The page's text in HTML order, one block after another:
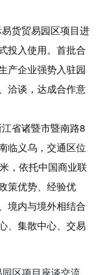
货贸易园区项目进
投入使用。首批合
产企业强势入驻园
洽谈，达成合作意
省诸暨市暨南路8
临义乌，交通区位
，依托中国商业联
策优势、经验优
境内与境外相结合
、集散中心、交易